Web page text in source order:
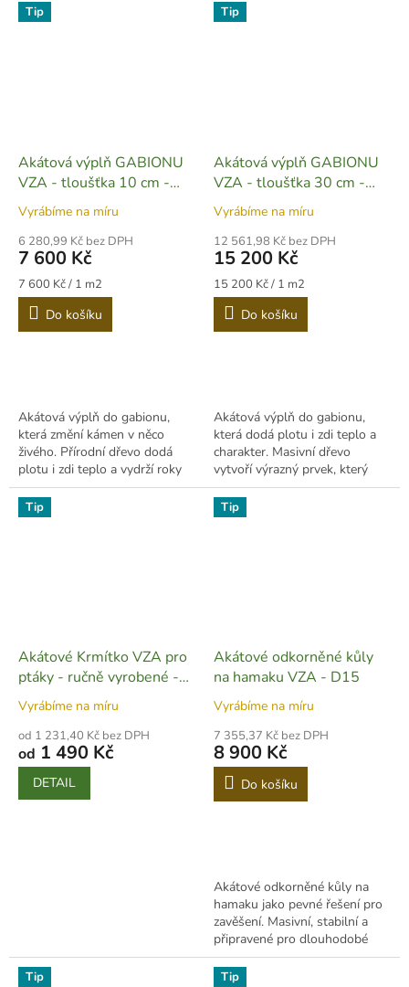
Tip
Akátová výplň GABIONU
VZA - tloušťka 10 cm -
D01
Vyrábíme na míru
6 280,99 Kč bez DPH
7 600 Kč
Měrná
cena:
7 600 Kč / 1 m2
Do košíku
Akátová výplň do gabionu,
která změní kámen v něco
živého. Přírodní dřevo dodá
plotu i zdi teplo a vydrží roky
venku.
Tip
Akátová výplň GABIONU
VZA - tloušťka 30 cm -
D02
Vyrábíme na míru
12 561,98 Kč bez DPH
15 200 Kč
Měrná
cena:
15 200 Kč / 1 m2
Do košíku
Akátová výplň do gabionu,
která dodá plotu i zdi teplo a
charakter. Masivní dřevo
vytvoří výrazný prvek, který
vydrží roky venku.
Tip
Akátové Krmítko VZA pro
ptáky - ručně vyrobené -
CH03
Vyrábíme na míru
od 1 231,40 Kč bez DPH
od 1 490 Kč
DETAIL
Tip
Akátové odkorněné kůly
na hamaku VZA - D15
Vyrábíme na míru
7 355,37 Kč bez DPH
8 900 Kč
Do košíku
Akátové odkorněné kůly na
hamaku jako pevné řešení pro
zavěšení. Masivní, stabilní a
připravené pro dlouhodobé
venkovní použití.
Tip Tip